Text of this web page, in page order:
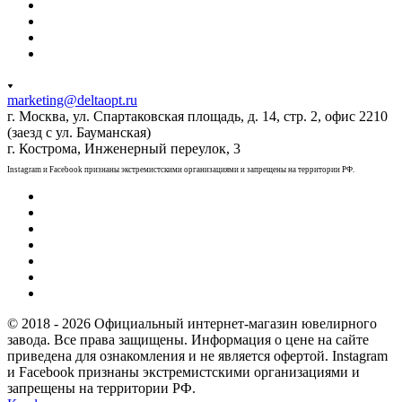
marketing@deltaopt.ru
г. Москва, ул. Спартаковская площадь, д. 14, стр. 2, офис 2210
(заезд с ул. Бауманская)
г. Кострома, Инженерный переулок, 3
Instagram и Facebook признаны экстремистскими организациями и запрещены на территории РФ.
© 2018 - 2026 Официальный интернет-магазин ювелирного
завода. Все права защищены. Информация о цене на сайте
приведена для ознакомления и не является офертой. Instagram
и Facebook признаны экстремистскими организациями и
запрещены на территории РФ.